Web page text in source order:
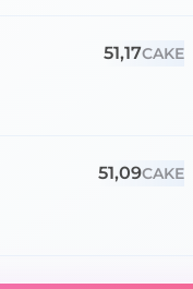
51,17CAKE
51,09CAKE